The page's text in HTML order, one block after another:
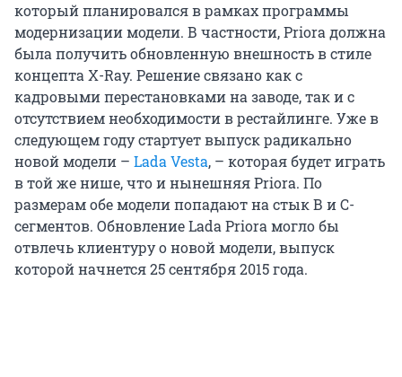
который планировался в рамках программы
модернизации модели. В частности, Priora должна
была получить обновленную внешность в стиле
концепта X-Ray. Решение связано как с
кадровыми перестановками на заводе, так и с
отсутствием необходимости в рестайлинге. Уже в
следующем году стартует выпуск радикально
новой модели – Lada Vesta, – которая будет играть
в той же нише, что и нынешняя Priora. По
размерам обе модели попадают на стык В и С-
сегментов. Обновление Lada Priora могло бы
отвлечь клиентуру о новой модели, выпуск
которой начнется 25 сентября 2015 года.